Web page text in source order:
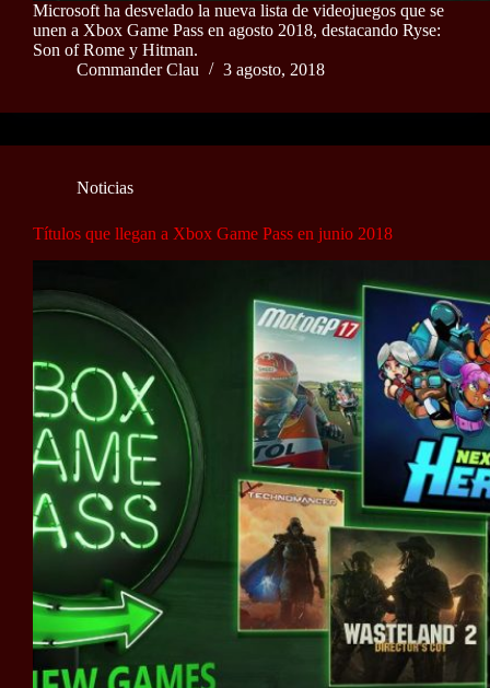
Microsoft ha desvelado la nueva lista de videojuegos que se
unen a Xbox Game Pass en agosto 2018, destacando Ryse:
Son of Rome y Hitman.
Commander Clau
3 agosto, 2018
Noticias
Títulos que llegan a Xbox Game Pass en junio 2018